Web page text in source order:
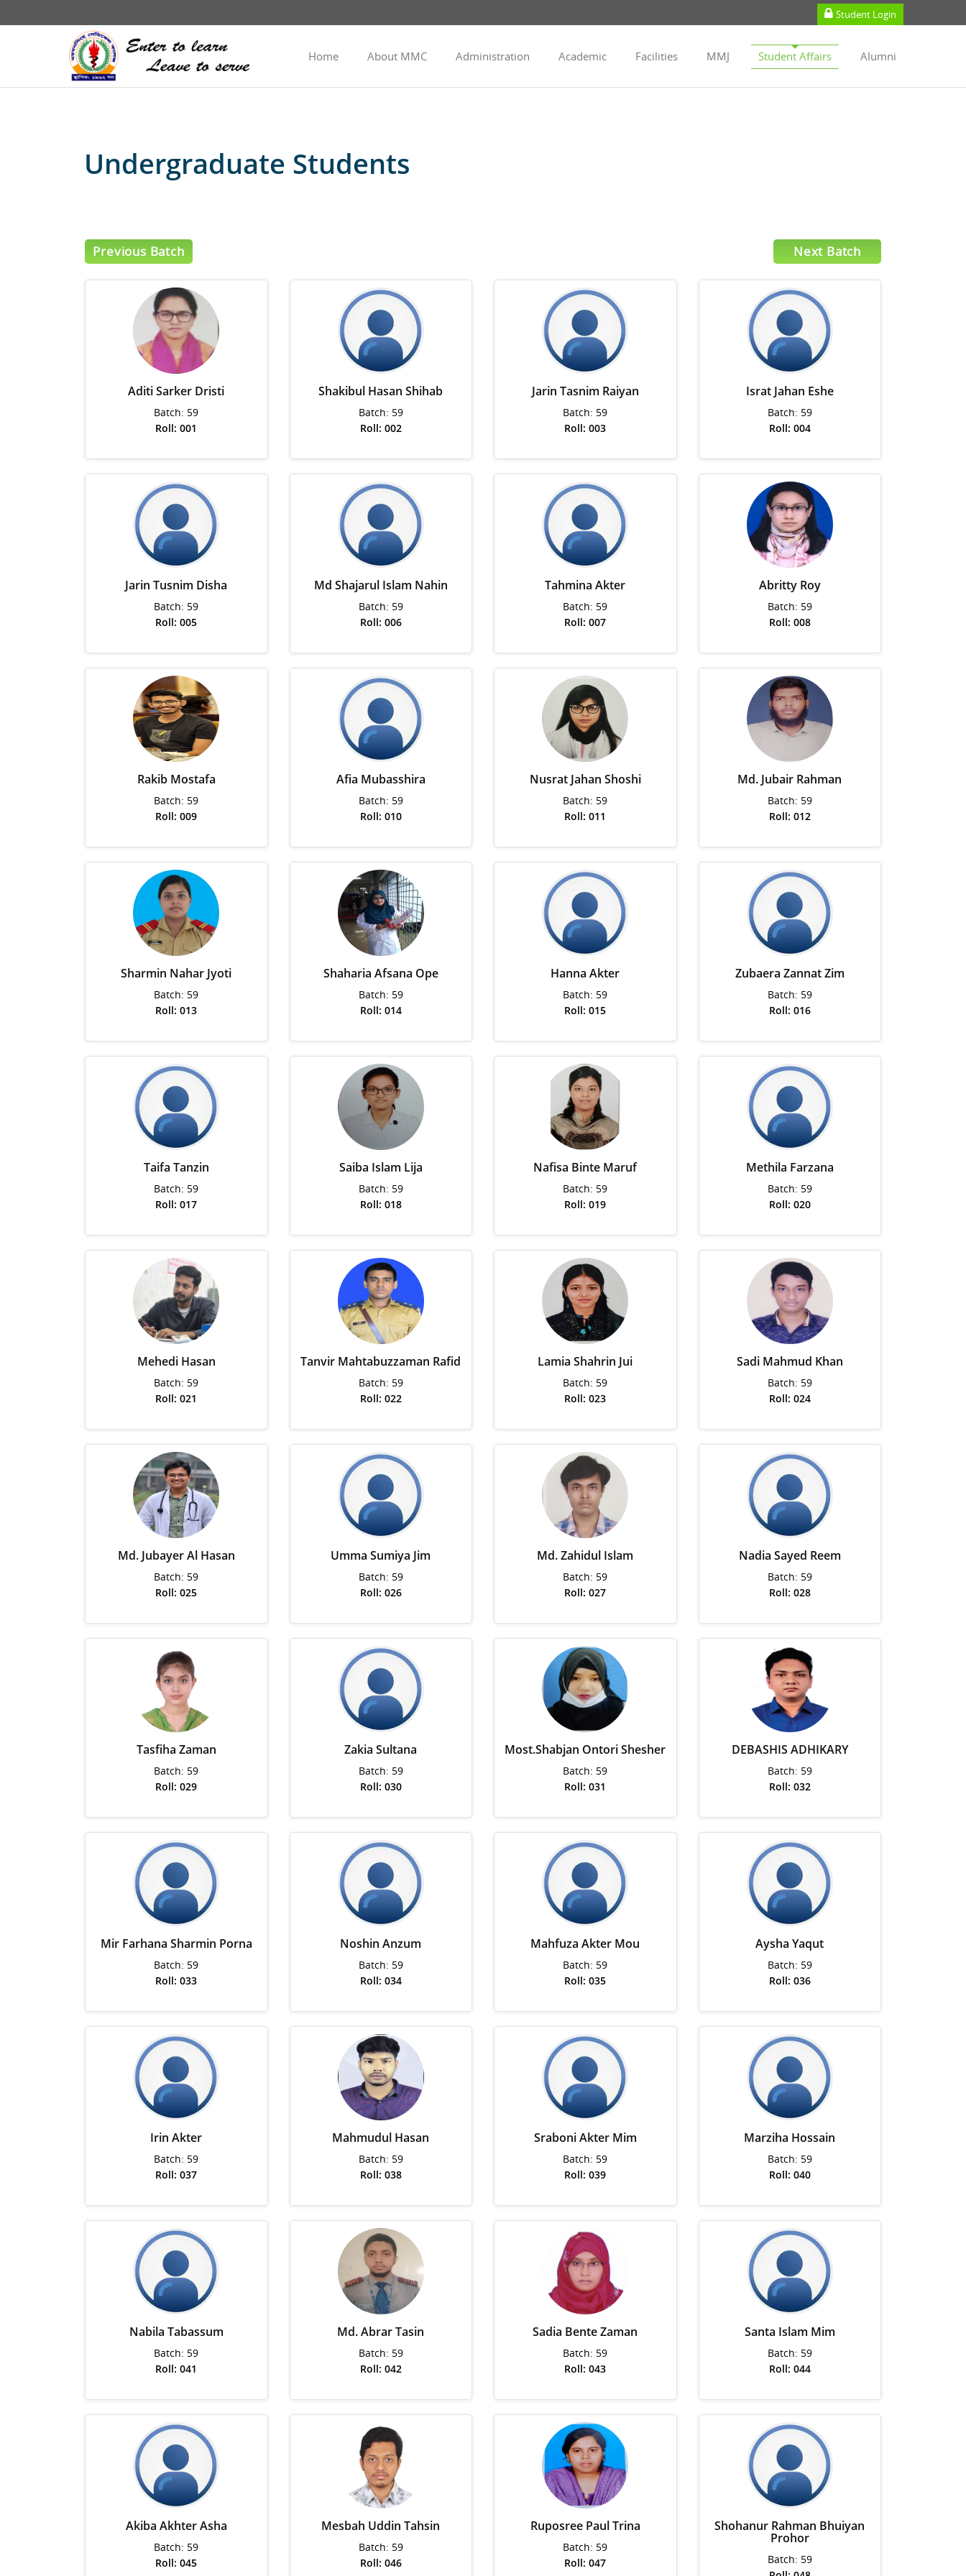
Student Login
Home About MMC Administration Academic Facilities MMJ Student Affairs Alumni
Undergraduate Students
Previous Batch Next Batch
Aditi Sarker Dristi
Batch: 59
Roll: 001
Shakibul Hasan Shihab
Batch: 59
Roll: 002
Jarin Tasnim Raiyan
Batch: 59
Roll: 003
Israt Jahan Eshe
Batch: 59
Roll: 004
Jarin Tusnim Disha
Batch: 59
Roll: 005
Md Shajarul Islam Nahin
Batch: 59
Roll: 006
Tahmina Akter
Batch: 59
Roll: 007
Abritty Roy
Batch: 59
Roll: 008
Rakib Mostafa
Batch: 59
Roll: 009
Afia Mubasshira
Batch: 59
Roll: 010
Nusrat Jahan Shoshi
Batch: 59
Roll: 011
Md. Jubair Rahman
Batch: 59
Roll: 012
Sharmin Nahar Jyoti
Batch: 59
Roll: 013
Shaharia Afsana Ope
Batch: 59
Roll: 014
Hanna Akter
Batch: 59
Roll: 015
Zubaera Zannat Zim
Batch: 59
Roll: 016
Taifa Tanzin
Batch: 59
Roll: 017
Saiba Islam Lija
Batch: 59
Roll: 018
Nafisa Binte Maruf
Batch: 59
Roll: 019
Methila Farzana
Batch: 59
Roll: 020
Mehedi Hasan
Batch: 59
Roll: 021
Tanvir Mahtabuzzaman Rafid
Batch: 59
Roll: 022
Lamia Shahrin Jui
Batch: 59
Roll: 023
Sadi Mahmud Khan
Batch: 59
Roll: 024
Md. Jubayer Al Hasan
Batch: 59
Roll: 025
Umma Sumiya Jim
Batch: 59
Roll: 026
Md. Zahidul Islam
Batch: 59
Roll: 027
Nadia Sayed Reem
Batch: 59
Roll: 028
Tasfiha Zaman
Batch: 59
Roll: 029
Zakia Sultana
Batch: 59
Roll: 030
Most.Shabjan Ontori Shesher
Batch: 59
Roll: 031
DEBASHIS ADHIKARY
Batch: 59
Roll: 032
Mir Farhana Sharmin Porna
Batch: 59
Roll: 033
Noshin Anzum
Batch: 59
Roll: 034
Mahfuza Akter Mou
Batch: 59
Roll: 035
Aysha Yaqut
Batch: 59
Roll: 036
Irin Akter
Batch: 59
Roll: 037
Mahmudul Hasan
Batch: 59
Roll: 038
Sraboni Akter Mim
Batch: 59
Roll: 039
Marziha Hossain
Batch: 59
Roll: 040
Nabila Tabassum
Batch: 59
Roll: 041
Md. Abrar Tasin
Batch: 59
Roll: 042
Sadia Bente Zaman
Batch: 59
Roll: 043
Santa Islam Mim
Batch: 59
Roll: 044
Akiba Akhter Asha
Batch: 59
Roll: 045
Mesbah Uddin Tahsin
Batch: 59
Roll: 046
Ruposree Paul Trina
Batch: 59
Roll: 047
Shohanur Rahman Bhuiyan
Prohor
Batch: 59